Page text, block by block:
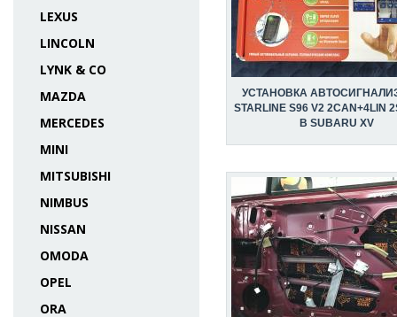
LEXUS
LINCOLN
LYNK & CO
MAZDA
MERCEDES
MINI
MITSUBISHI
NIMBUS
NISSAN
OMODA
OPEL
ORA
УСТАНОВКА
STARLINE S96 V2 2CAN+4LIN
В SUBARU XV